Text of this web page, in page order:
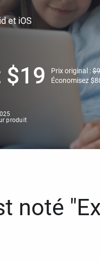
et iOS
$19 Prix original :$
Économisez$
produit
noté